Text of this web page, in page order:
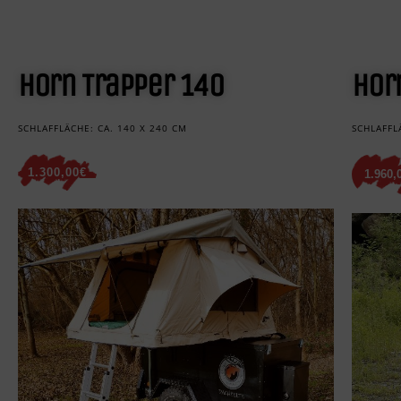
Horn Trapper 140
SCHLAFFLÄCHE: CA. 140 X 240 CM
1.300,00€